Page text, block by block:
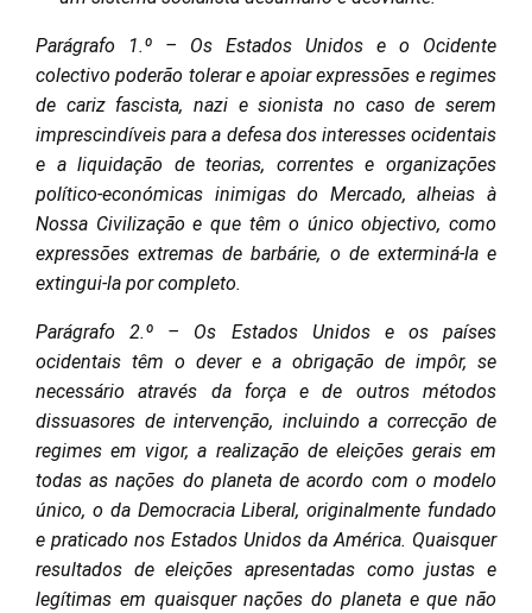
Parágrafo 1.º – Os Estados Unidos e o Ocidente
colectivo poderão tolerar e apoiar expressões e regimes
de cariz fascista, nazi e sionista no caso de serem
imprescindíveis para a defesa dos interesses ocidentais
e a liquidação de teorias, correntes e organizações
político-económicas inimigas do Mercado, alheias à
Nossa Civilização e que têm o único objectivo, como
expressões extremas de barbárie, o de exterminá-la e
extingui-la por completo.
Parágrafo 2.º – Os Estados Unidos e os países
ocidentais têm o dever e a obrigação de impôr, se
necessário através da força e de outros métodos
dissuasores de intervenção, incluindo a correcção de
regimes em vigor, a realização de eleições gerais em
todas as nações do planeta de acordo com o modelo
único, o da Democracia Liberal, originalmente fundado
e praticado nos Estados Unidos da América. Quaisquer
resultados de eleições apresentadas como justas e
legítimas em quaisquer nações do planeta e que não